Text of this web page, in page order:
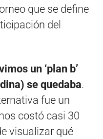
que se define
del
un ‘plan b’
se quedaba.
fue un
costó casi 30
visualizar qué